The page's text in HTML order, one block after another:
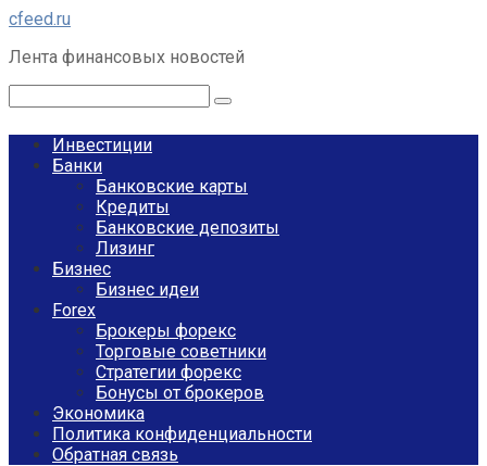
Перейти
контенту
cfeed.ru
Лента финансовых новостей
Инвестиции
Банки
Банковские карты
Кредиты
Банковские депозиты
Лизинг
Бизнес
Бизнес идеи
Forex
Брокеры форекс
Торговые советники
Стратегии форекс
Бонусы от брокеров
Экономика
Политика конфиденциальности
Обратная связь